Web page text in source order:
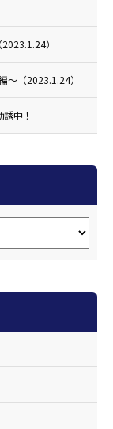
）
〜（2023.1.24）
中！